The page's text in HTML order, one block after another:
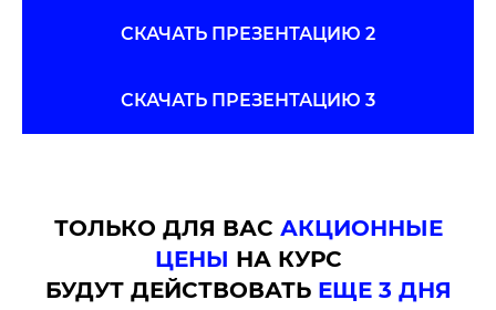
СКАЧАТЬ ПРЕЗЕНТАЦИЮ 2
СКАЧАТЬ ПРЕЗЕНТАЦИЮ 3
ТОЛЬКО ДЛЯ ВАС АКЦИОННЫЕ
ЦЕНЫ НА КУРС
БУДУТ ДЕЙСТВОВАТЬ ЕЩЕ 3 ДНЯ